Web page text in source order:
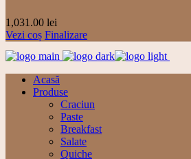
1,031.00 lei
Vezi coș Finalizare
Acasă
Produse
Craciun
Paste
Breakfast
Salate
Quiche